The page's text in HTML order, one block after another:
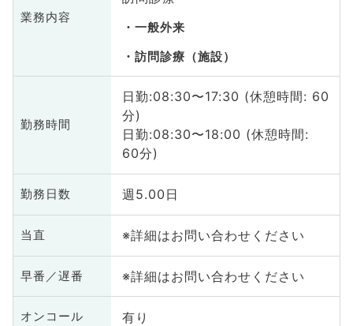
業務内容
一般外来
訪問診療（施設）
勤務時間
日勤:08:30〜17:30 (休憩時間: 60
分)
日勤:08:30〜18:00 (休憩時間:
60分)
勤務日数 週5.00日
当直 ※詳細はお問い合わせください
早番／遅番 ※詳細はお問い合わせください
オンコール 有り